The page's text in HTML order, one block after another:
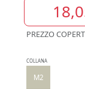
PREZZO
COLLANA
M2